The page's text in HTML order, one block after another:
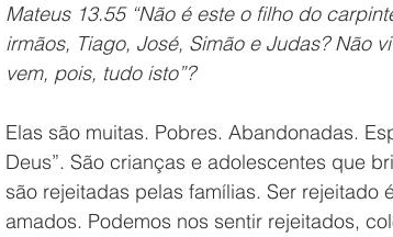
Mateus 13.55 “Não é este o filho do
irmãos, Tiago, José, Simão e Judas? Não
vem, pois, tudo isto”?
Elas são muitas. Pobres. Abandonadas.
Deus”. São crianças e adolescentes que
são rejeitadas pelas famílias. Ser
amados. Podemos nos sentir rejeitados,